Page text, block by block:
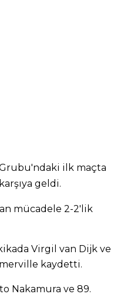
Grubu'ndaki ilk maçta
geldi.
mücadele 2-2'lik
Virgil van Dijk ve
kaydetti.
Nakamura ve 89.